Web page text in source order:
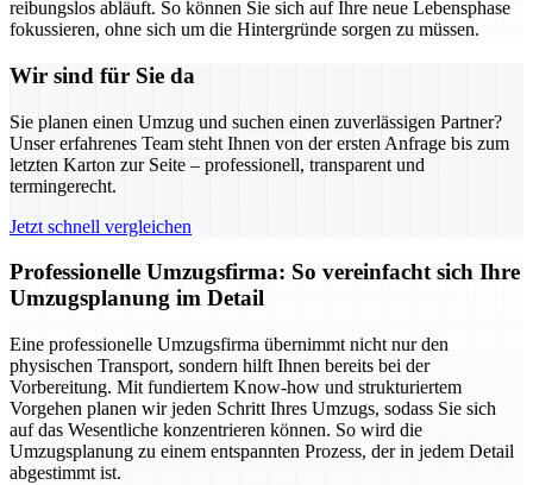
reibungslos abläuft. So können Sie sich auf Ihre neue Lebensphase
fokussieren, ohne sich um die Hintergründe sorgen zu müssen.
Wir sind für Sie da
Sie planen einen Umzug und suchen einen zuverlässigen Partner?
Unser erfahrenes Team steht Ihnen von der ersten Anfrage bis zum
letzten Karton zur Seite – professionell, transparent und
termingerecht.
Jetzt schnell vergleichen
Professionelle Umzugsfirma: So vereinfacht sich Ihre
Umzugsplanung im Detail
Eine professionelle Umzugsfirma übernimmt nicht nur den
physischen Transport, sondern hilft Ihnen bereits bei der
Vorbereitung. Mit fundiertem Know-how und strukturiertem
Vorgehen planen wir jeden Schritt Ihres Umzugs, sodass Sie sich
auf das Wesentliche konzentrieren können. So wird die
Umzugsplanung zu einem entspannten Prozess, der in jedem Detail
abgestimmt ist.